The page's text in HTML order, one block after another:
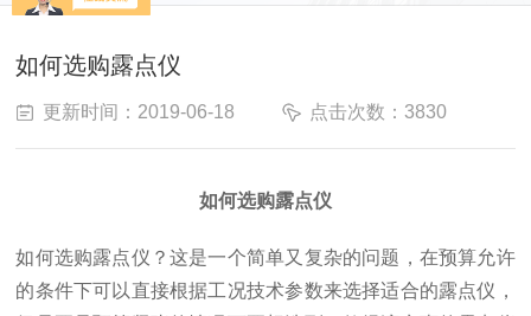
如何选购露点仪
更新时间：2019-06-18 点击次数：3830
如何选购露点仪
如何选购露点仪？这是一个简单又复杂的问题，在预算允许
的条件下可以直接根据工况技术参数来选择适合的露点仪，